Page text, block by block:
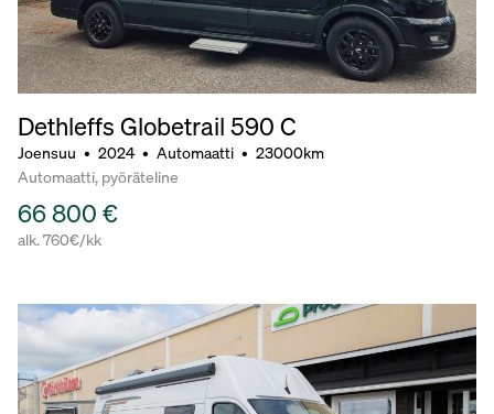
Dethleffs Globetrail 590 C
Joensuu • 2024 • Automaatti • 23000km
Automaatti, pyöräteline
66 800 €
alk. 760€/kk